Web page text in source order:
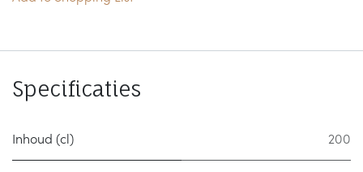
Specificaties
Inhoud (cl) 200